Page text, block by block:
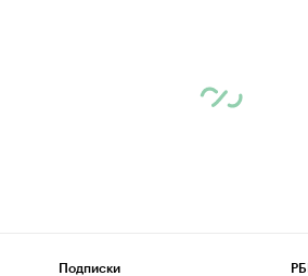
Подписки